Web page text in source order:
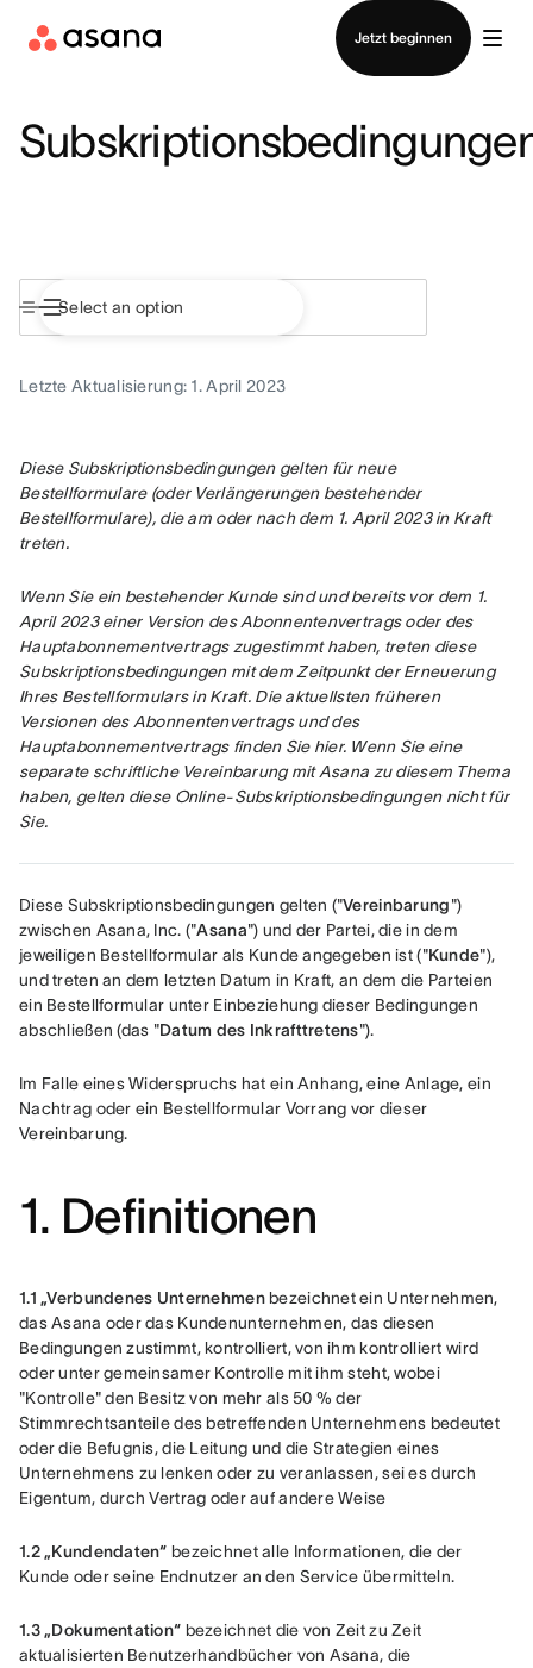
Jetzt beginnen
Vertrieb kontaktieren
Letzte Aktualisierung: 1. April 2023
Diese Subskriptionsbedingungen gelten für neue
Bestellformulare (oder Verlängerungen bestehender
Bestellformulare), die am oder nach dem 1. April 2023 in Kraft
treten.
Wenn Sie ein bestehender Kunde sind und bereits vor dem 1.
April 2023 einer Version des Abonnentenvertrags oder des
Hauptabonnementvertrags zugestimmt haben, treten diese
Subskriptionsbedingungen mit dem Zeitpunkt der Erneuerung
Ihres Bestellformulars in Kraft. Die aktuellsten früheren
Versionen des Abonnentenvertrags und des
Hauptabonnementvertrags finden Sie hier. Wenn Sie eine
separate schriftliche Vereinbarung mit Asana zu diesem Thema
haben, gelten diese Online-Subskriptionsbedingungen nicht für
Sie.
Diese Subskriptionsbedingungen gelten ("Vereinbarung")
zwischen Asana, Inc. ("Asana") und der Partei, die in dem
jeweiligen Bestellformular als Kunde angegeben ist ("Kunde"),
und treten an dem letzten Datum in Kraft, an dem die Parteien
ein Bestellformular unter Einbeziehung dieser Bedingungen
abschließen (das "Datum des Inkrafttretens").
Im Falle eines Widerspruchs hat ein Anhang, eine Anlage, ein
Nachtrag oder ein Bestellformular Vorrang vor dieser
Vereinbarung.
1. Definitionen
1.1 „Verbundenes Unternehmen bezeichnet ein Unternehmen,
das Asana oder das Kundenunternehmen, das diesen
Bedingungen zustimmt, kontrolliert, von ihm kontrolliert wird
oder unter gemeinsamer Kontrolle mit ihm steht, wobei
"Kontrolle" den Besitz von mehr als 50 % der
Stimmrechtsanteile des betreffenden Unternehmens bedeutet
oder die Befugnis, die Leitung und die Strategien eines
Unternehmens zu lenken oder zu veranlassen, sei es durch
Eigentum, durch Vertrag oder auf andere Weise
1.2 „Kundendaten“ bezeichnet alle Informationen, die der
Kunde oder seine Endnutzer an den Service übermitteln.
1.3 „Dokumentation“ bezeichnet die von Zeit zu Zeit
aktualisierten Benutzerhandbücher von Asana, die